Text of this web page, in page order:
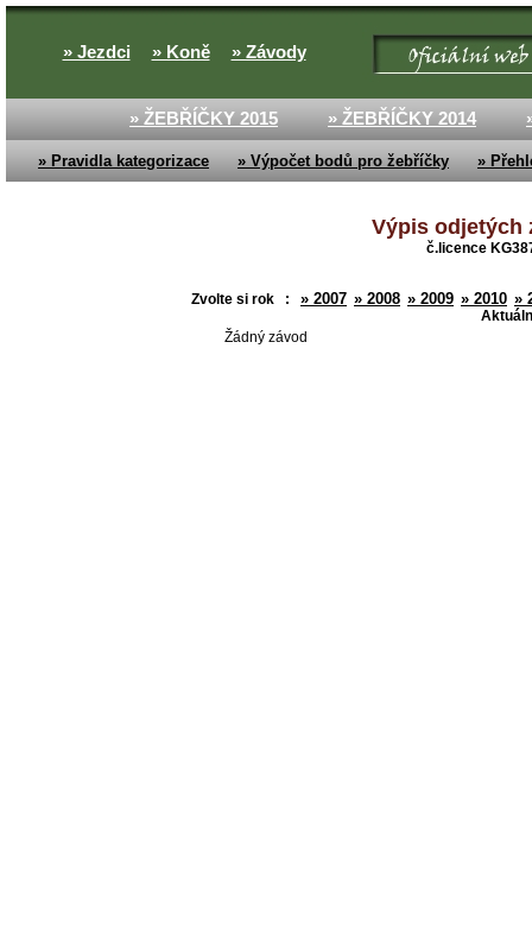
» Jezdci » Koně » Závody
» ŽEBŘÍČKY 2015 » ŽEBŘÍČKY 2014
» Pravidla kategorizace » Výpočet bodů pro žebříčky »
Výpis odjetých
č.licence
Zvolte si rok : » 2007 » 2008 » 2009 » 2010 »
Žádný závod